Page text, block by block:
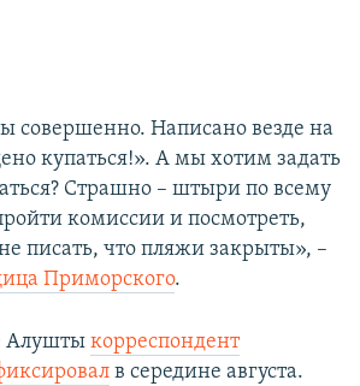
совершенно. Написано везде на
купаться!». А мы хотим задать
Страшно – штыри по всему
комиссии и посмотреть,
писать, что пляжи закрыты», –
Приморского.
Алушты корреспондент
в середине августа.